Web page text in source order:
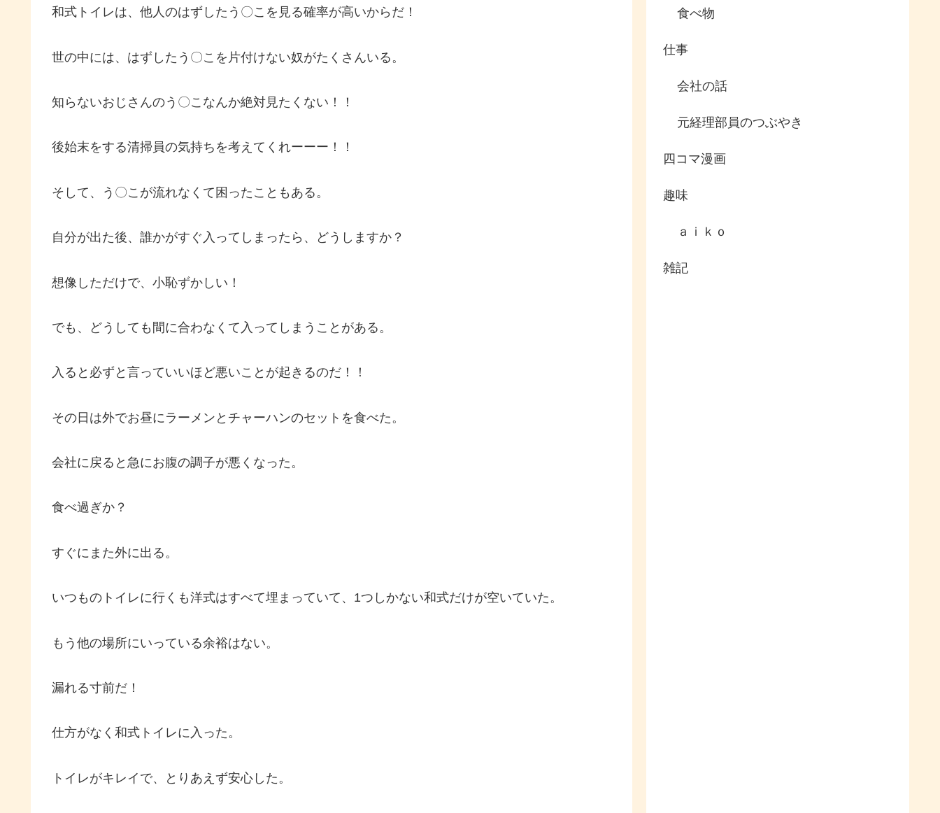
和式トイレは、他人のはずしたう〇こを見る確率が高いからだ！
世の中には、はずしたう〇こを片付けない奴がたくさんいる。
知らないおじさんのう〇こなんか絶対見たくない！！
後始末をする清掃員の気持ちを考えてくれーーー！！
そして、う〇こが流れなくて困ったこともある。
自分が出た後、誰かがすぐ入ってしまったら、どうしますか？
想像しただけで、小恥ずかしい！
でも、どうしても間に合わなくて入ってしまうことがある。
入ると必ずと言っていいほど悪いことが起きるのだ！！
その日は外でお昼にラーメンとチャーハンのセットを食べた。
会社に戻ると急にお腹の調子が悪くなった。
食べ過ぎか？
すぐにまた外に出る。
いつものトイレに行くも洋式はすべて埋まっていて、1つしかない和式だけが空いていた。
もう他の場所にいっている余裕はない。
漏れる寸前だ！
仕方がなく和式トイレに入った。
トイレがキレイで、とりあえず安心した。
食べ物
仕事
会社の話
元経理部員のつぶやき
四コマ漫画
趣味
ａｉｋｏ
雑記